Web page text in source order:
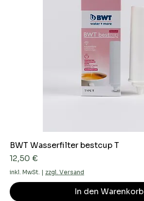
BWT Wasserfilter bestcup T
Preis
12,50 €
inkl. MwSt. | zzgl. Versand
In den Warenkorb